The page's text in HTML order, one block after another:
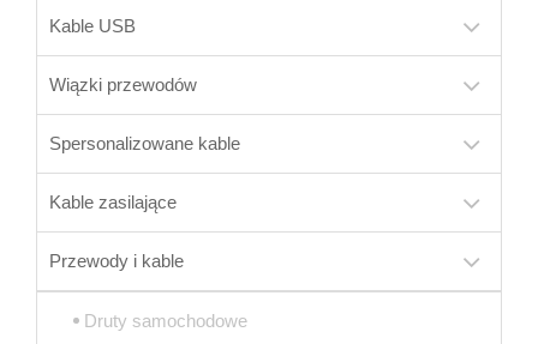
Kable USB
Wiązki przewodów
Spersonalizowane kable
Kable zasilające
Przewody i kable
Druty samochodowe